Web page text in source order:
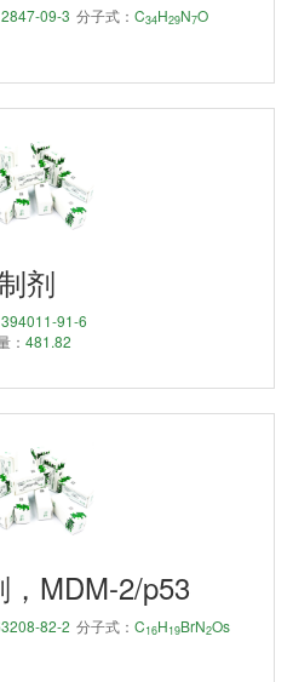
09-3 分子式： C34H29N7O
剂
91-6
： 481.82
MDM-2/p53
82-2 分子式： C16H19BrN2Os